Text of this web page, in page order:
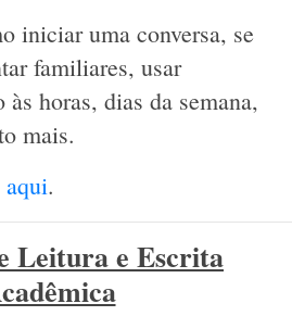
iniciar uma conversa, se
familiares, usar
horas, dias da semana,
mais.
aqui.
Leitura e Escrita